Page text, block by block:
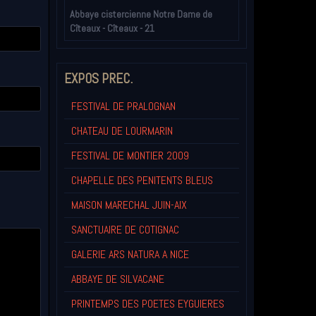
Abbaye cistercienne Notre Dame de
Cîteaux - Cîteaux - 21
EXPOS PREC.
FESTIVAL DE PRALOGNAN
CHATEAU DE LOURMARIN
FESTIVAL DE MONTIER 2009
CHAPELLE DES PENITENTS BLEUS
MAISON MARECHAL JUIN-AIX
SANCTUAIRE DE COTIGNAC
GALERIE ARS NATURA A NICE
ABBAYE DE SILVACANE
PRINTEMPS DES POETES EYGUIERES